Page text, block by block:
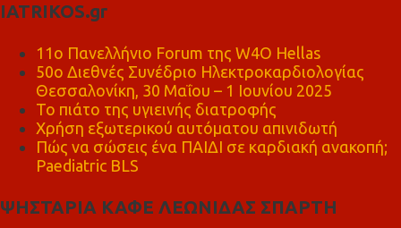
IATRIKOS.gr
11ο Πανελλήνιο Forum της W4O Hellas
50ο Διεθνές Συνέδριο Ηλεκτροκαρδιολογίας
Θεσσαλονίκη, 30 Μαΐου – 1 Ιουνίου 2025
Το πιάτο της υγιεινής διατροφής
Χρήση εξωτερικού αυτόματου απινιδωτή
Πώς να σώσεις ένα ΠΑΙΔΙ σε καρδιακή ανακοπή;
Paediatric BLS
ΨΗΣΤΑΡΙΑ ΚΑΦΕ ΛΕΩΝΙΔΑΣ ΣΠΑΡΤΗ